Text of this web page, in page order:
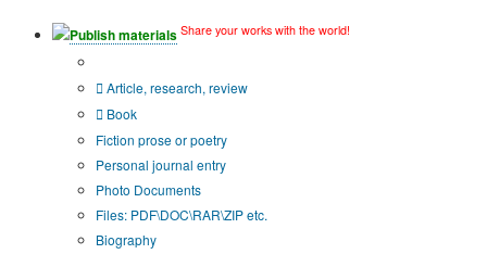
Publish materials Share your works with the world!
Article, research, review
Book
Fiction prose or poetry
Personal journal entry
Photo Documents
Files: PDF\DOC\RAR\ZIP etc.
Biography